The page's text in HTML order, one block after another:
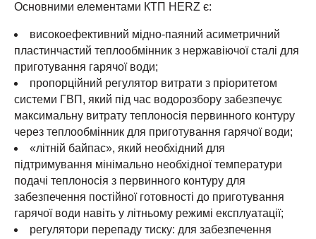
Основними елементами КТП HERZ є:
високоефективний мідно-паяний асиметричний
пластинчастий теплообмінник з нержавіючої сталі для
приготування гарячої води;
пропорційний регулятор витрати з пріоритетом
системи ГВП, який під час водорозбору забезпечує
максимальну витрату теплоносія первинного контуру
через теплообмінник для приготування гарячої води;
«літній байпас», який необхідний для
підтримування мінімально необхідної температури
подачі теплоносія з первинного контуру для
забезпечення постійної готовності до приготування
гарячої води навіть у літньому режимі експлуатації;
регулятори перепаду тиску: для забезпечення